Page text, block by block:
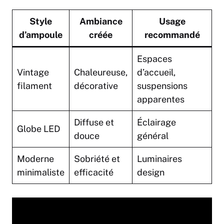
Style
d’ampoule
Ambiance
créée
Usage
recommandé
Vintage
filament
Chaleureuse,
décorative
Espaces
d’accueil,
suspensions
apparentes
Globe LED
Diffuse et
douce
Éclairage
général
Moderne
minimaliste
Sobriété et
efficacité
Luminaires
design